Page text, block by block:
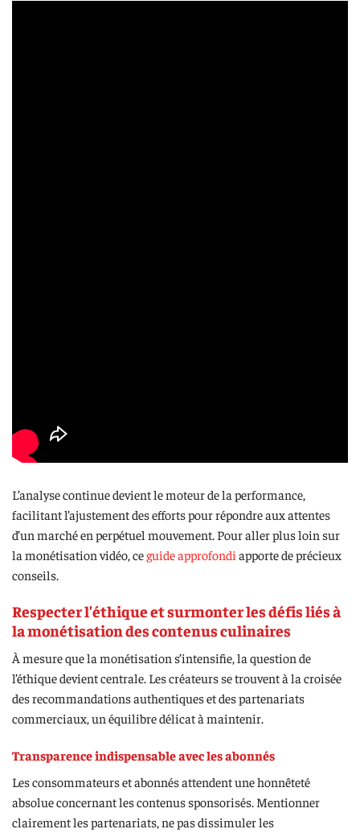
L’analyse continue devient le moteur de la performance,
facilitant l’ajustement des efforts pour répondre aux attentes
d’un marché en perpétuel mouvement. Pour aller plus loin sur
la monétisation vidéo, ceguide approfondi apporte de précieux
conseils.
Respecter l’éthique et surmonter les défis liés à
la monétisation des contenus culinaires
À mesure que la monétisation s’intensifie, la question de
l’éthique devient centrale. Les créateurs se trouvent à la croisée
des recommandations authentiques et des partenariats
commerciaux, un équilibre délicat à maintenir.
Transparence indispensable avec les abonnés
Les consommateurs et abonnés attendent une honnêteté
absolue concernant les contenus sponsorisés. Mentionner
clairement les partenariats, ne pas dissimuler les